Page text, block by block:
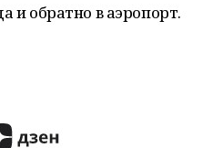
и обратно в аэропорт.